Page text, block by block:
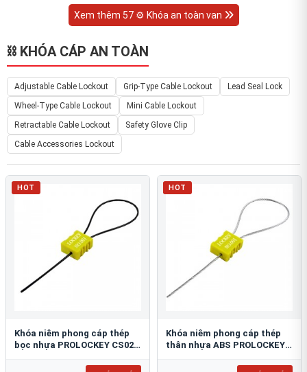
Xem thêm 57 ⚙️ Khóa an toàn van
⛓ KHÓA CÁP AN TOÀN
Adjustable Cable Lockout Grip-Type Cable Lockout
Lead Seal Lock
Wheel-Type Cable Lockout
Mini Cable Lockout
Retractable Cable Lockout
Safety Glove Clip
Cable Accessories Lockout
HOT
Khóa niêm phong cáp thép
bọc nhựa PROLOCKEY CS02-
HOT
Khóa niêm phong cáp thép
thân nhựa ABS PROLOCKEY